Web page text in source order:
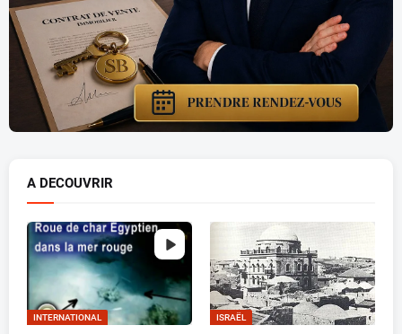
A DECOUVRIR
INTERNATIONAL ISRAËL